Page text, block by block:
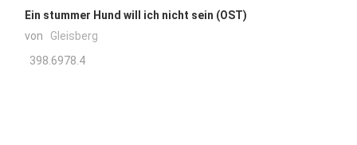
Ein stummer Hund will ich nicht sein (OST)
von
Gleisberg
398.6978.4